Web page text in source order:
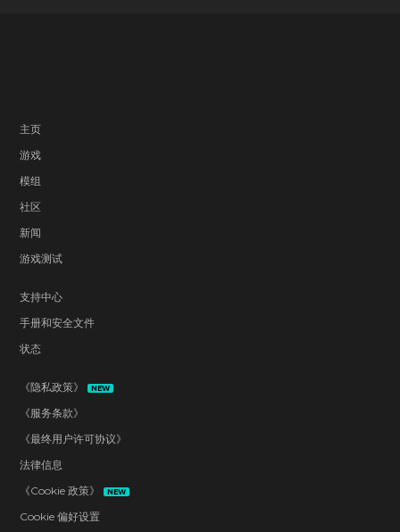
主页
游戏
模组
社区
新闻
游戏测试
支持中心
手册和安全文件
状态
《隐私政策》 NEW
《服务条款》
《最终用户许可协议》
法律信息
《Cookie 政策》
NEW
Cookie 偏好设置